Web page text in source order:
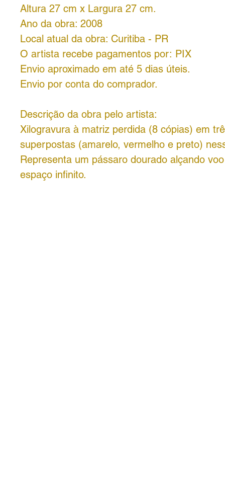
Altura 27 cm x Largura 27 cm.
Ano da obra: 2008
Local atual da obra: Curitiba - PR
O artista recebe pagamentos por: PIX
Envio aproximado em até 5 dias úteis.
Envio por conta do comprador.
Descrição da obra pelo artista:
Xilogravura à matriz perdida (8 cópias) em
superpostas (amarelo, vermelho e preto)
Representa um pássaro dourado alçando
espaço infinito.